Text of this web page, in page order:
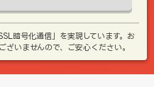
暗号化通信」を実現しています。お
いませんので、ご安心ください。